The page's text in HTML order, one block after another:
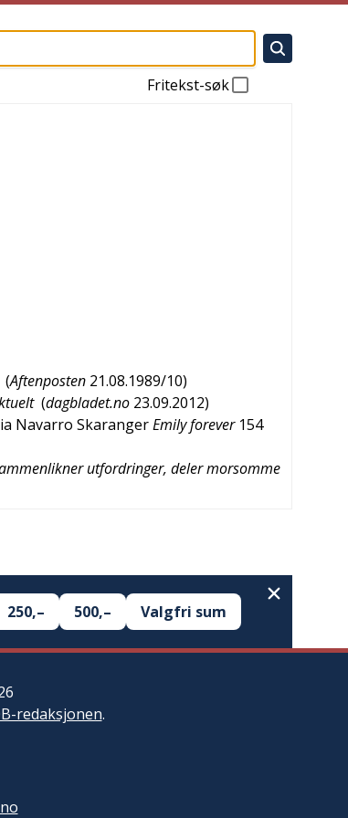
Fritekst-søk
(Aftenposten 21.08.1989/10)
(dagbladet.no 23.09.2012)
Navarro SkarangerEmily forever 154
utfordringer, deler morsomme
250,– 500,– Valgfri sum
redaksjonen.